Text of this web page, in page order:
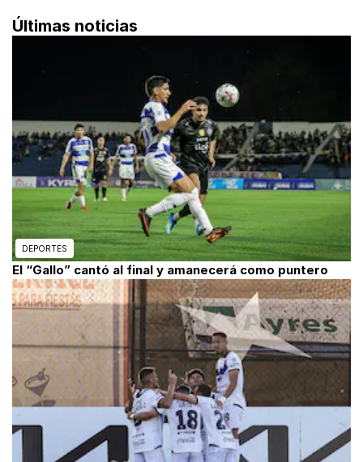
Últimas noticias
DEPORTES
El “Gallo” cantó al final y amanecerá como puntero